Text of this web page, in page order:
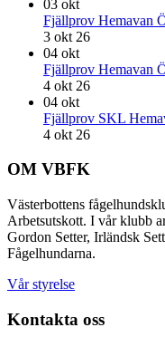
03 okt
Fjällprov Hemavan
3 okt 26
04 okt
Fjällprov Hemavan
4 okt 26
04 okt
Fjällprov SKL
4 okt 26
Footer
OM VBFK
Västerbottens
Arbetsutskott. I vår klubb
Gordon Setter, Irländsk
Fågelhundarna.
Vår styrelse
Kontakta oss